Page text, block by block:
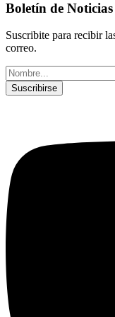
Boletín de Noticias
Suscribite para recibir
correo.
Suscribirse